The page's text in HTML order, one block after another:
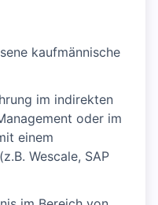
kaufmännische
im indirekten
oder im
einem
Wescale, SAP